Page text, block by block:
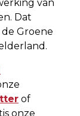
van
Dat
Groene
of
onze